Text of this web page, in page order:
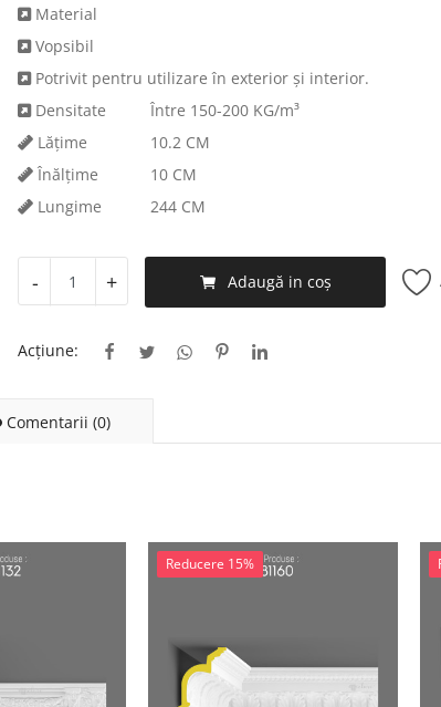
Material
Vopsibil
Potrivit pentru utilizare în exterior și interior.
Densitate
Între 150-200 KG/m³
Lăţime
10.2 CM
Înălţime
10 CM
Lungime
244 CM
- + Adaugă in coş
Acțiune:
Comentarii (0)
Reducere 15%